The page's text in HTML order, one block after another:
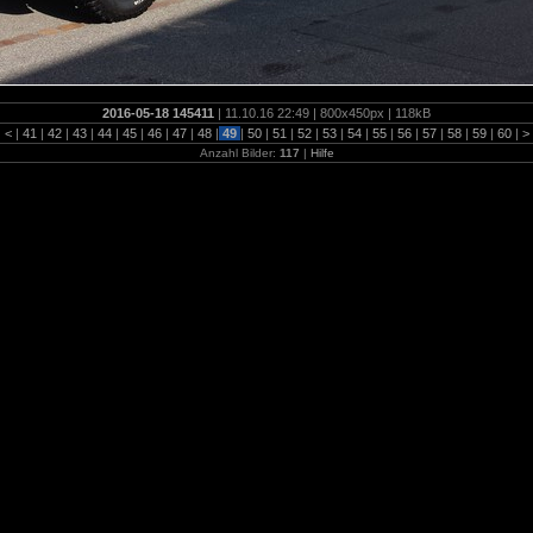
2016-05-18 145411 | 11.10.16 22:49 | 800x450px | 118kB
< | 41 | 42 | 43 | 44 | 45 | 46 | 47 | 48 | 49 | 50 | 51 | 52 | 53 | 54 | 55 | 56 | 57 | 58 | 59 | 60 | >
Anzahl Bilder: 117 | Hilfe